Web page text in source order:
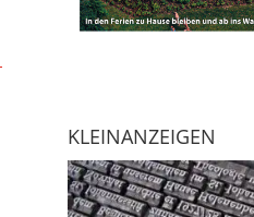
KLEINANZEIGEN